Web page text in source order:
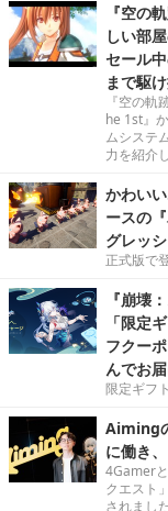
『空の
しい部
セール
まで駆
『空の
he 1st』
ムシステ
力を紹介
かわい
ースの
グレッ
正式版で
『崩壊
「限定
フクー
んでお
限定ギフ
Aiming
に働き
4Gamer
クエスト
されまし